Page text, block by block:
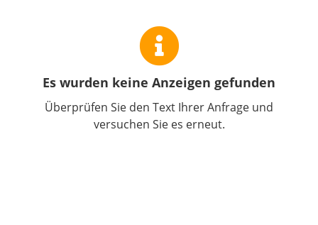
Es wurden keine Anzeigen gefunden
Überprüfen Sie den Text Ihrer Anfrage und
versuchen Sie es erneut.